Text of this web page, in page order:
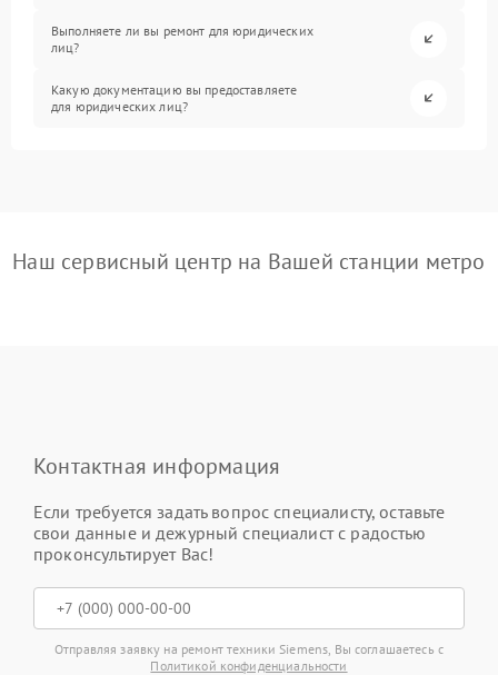
Выполняете ли вы ремонт для юридических
лиц?
Какую документацию вы предоставляете
для юридических лиц?
Наш сервисный центр на Вашей станции метро
Контактная информация
Если требуется задать вопрос специалисту, оставьте
свои данные и дежурный специалист с радостью
проконсультирует Вас!
Отправляя заявку на ремонт техники Siemens, Вы соглашаетесь с
Политикой конфиденциальности